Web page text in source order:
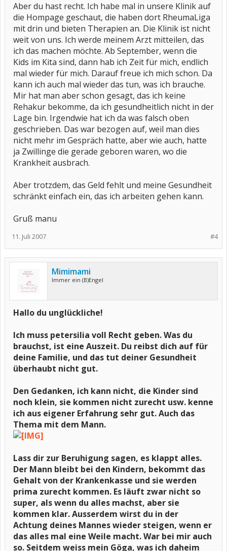
Aber du hast recht. Ich habe mal in unsere Klinik auf
die Hompage geschaut, die haben dort RheumaLiga
mit drin und bieten Therapien an. Die Klinik ist nicht
weit von uns. Ich werde meinem Arzt mitteilen, das
ich das machen möchte. Ab September, wenn die
Kids im Kita sind, dann hab ich Zeit für mich, endlich
mal wieder für mich. Darauf freue ich mich schon. Da
kann ich auch mal wieder das tun, was ich brauche.
Mir hat man aber schon gesagt, das ich keine
Rehakur bekomme, da ich gesundheitlich nicht in der
Lage bin. Irgendwie hat ich da was falsch oben
geschrieben. Das war bezogen auf, weil man dies
nicht mehr im Gespräch hatte, aber wie auch, hatte
ja Zwillinge die gerade geboren waren, wo die
Krankheit ausbrach.
Aber trotzdem, das Geld fehlt und meine Gesundheit
schränkt einfach ein, das ich arbeiten gehen kann.
Gruß manu
#4
11. Juli 2007
Mimimami
Immer ein (B)Engel
Hallo du unglückliche!
Ich muss petersilia voll Recht geben. Was du
brauchst, ist eine Auszeit. Du reibst dich auf für
deine Familie, und das tut deiner Gesundheit
überhaubt nicht gut.
Den Gedanken, ich kann nicht, die Kinder sind
noch klein, sie kommen nicht zurecht usw. kenne
ich aus eigener Erfahrung sehr gut. Auch das
Thema mit dem Mann.
Lass dir zur Beruhigung sagen, es klappt alles.
Der Mann bleibt bei den Kindern, bekommt das
Gehalt von der Krankenkasse und sie werden
prima zurecht kommen. Es läuft zwar nicht so
super, als wenn du alles machst, aber sie
kommen klar. Ausserdem wirst du in der
Achtung deines Mannes wieder steigen, wenn er
das alles mal eine Weile macht. War bei mir auch
so. Seitdem weiss mein Göga, was ich daheim